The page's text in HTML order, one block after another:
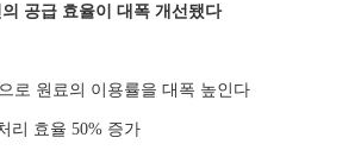
공급 효율이 대폭 개선됐다
로 원료의 이용률을 대폭 높인다
리 효율 50% 증가